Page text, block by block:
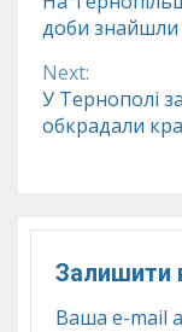
Reading
доби знайшли
Next:
У Тернополі
обкрадали
Залишити
Ваша e-mail